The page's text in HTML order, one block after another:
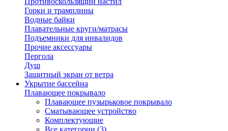
Горки и трамплины
Водные байки
Плавательные круги/матрасы
Подъемники для инвалидов
Прочие аксессуары
Пергола
Душ
Защитный экран от ветра
Укрытие бассейна
Плавающее покрывало
Плавающее пузырьковое покрывало
Сматывающее устройство
Комплектующие
Все категории (3)